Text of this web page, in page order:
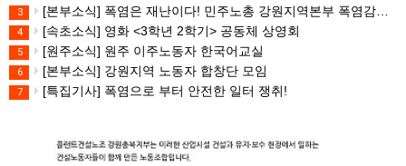
3 [본부소식] 폭염은 재난이다! 민주노총 강원지역본부 폭염감시단 선포 기자회견
4 [속초소식] 영화 <3학년 2학기> 공동체 상영회
5 [원주소식] 원주 이주노동자 한국어교실
6 [본부소식] 강원지역 노동자 합창단 모임
7 [특집기사] 폭염으로 부터 안전한 일터 쟁취!